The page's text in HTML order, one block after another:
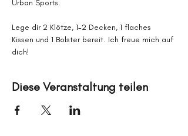
Urban Sports.
Lege dir 2 Klötze, 1-2 Decken, 1 flaches
Kissen und 1 Bolster bereit. Ich freue mich auf
dich!
Diese Veranstaltung teilen